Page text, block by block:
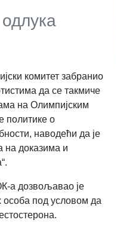
комитет забранио
да се такмиче
на Олимпијским
политике о
наводећи да је
на доказима и
а дозвољавао је
под условом да